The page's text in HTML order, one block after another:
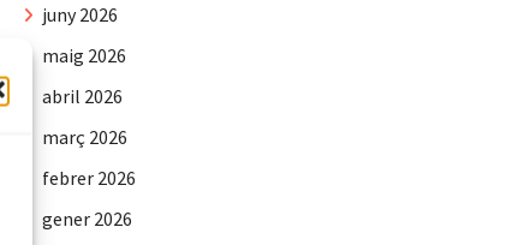
juny 2026
maig 2026
abril 2026
març 2026
febrer 2026
gener 2026